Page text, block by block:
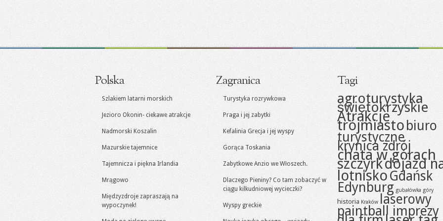
Polska
Szlakiem latarni morskich
Jezioro Okonin- ciekawe atrakcje
Nadmorski Koszalin
Mazurskie tajemnice
Tajemnicza i piękna Irlandia
Mrągowo
Międzyzdroje zapraszają na
wypoczynek!
Zagranica
Turystyka rozrywkowa
Praga i jej zabytki
Kefalinia Grecja i jej wyspy
Gorąca Toskania
Zabytkowe Anzio we Włoszech.
Dlaczego Pieniny? Co tam zobaczyć w
ciągu kilkudniowej wycieczki?
Wyspy greckie
Tagi
agroturystyka
świętokrzyskie
Atrakcje
trójmiasto biuro
turystyczne
krynica zdrój
chata w górach
szczyrkdojazd
lotniskoGdańsk
Edynburg gubałówka góry
historia Kraków laserowy
paintball imprezy